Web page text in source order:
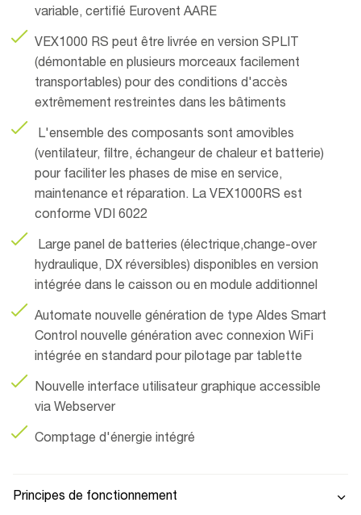
variable, certifié Eurovent AARE
VEX1000 RS peut être livrée en version SPLIT
(démontable en plusieurs morceaux facilement
transportables) pour des conditions d'accès
extrêmement restreintes dans les bâtiments
L'ensemble des composants sont amovibles
(ventilateur, filtre, échangeur de chaleur et batterie)
pour faciliter les phases de mise en service,
maintenance et réparation. La VEX1000RS est
conforme VDI 6022
Large panel de batteries (électrique,change-over
hydraulique, DX réversibles) disponibles en version
intégrée dans le caisson ou en module additionnel
Automate nouvelle génération de type Aldes Smart
Control nouvelle génération avec connexion WiFi
intégrée en standard pour pilotage par tablette
Nouvelle interface utilisateur graphique accessible
via Webserver
Comptage d'énergie intégré
Principes de fonctionnement